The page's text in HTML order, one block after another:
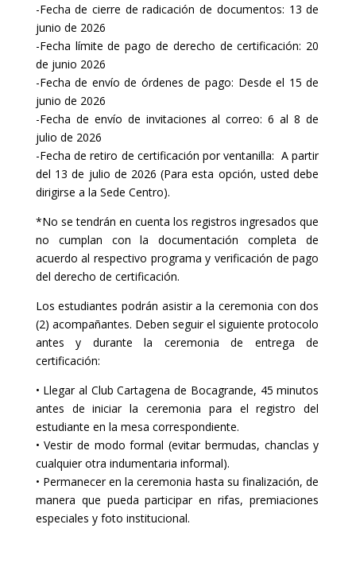
-Fecha de cierre de radicación de documentos: 13 de
junio de 2026
-Fecha límite de pago de derecho de certificación: 20
de junio 2026
-Fecha de envío de órdenes de pago: Desde el 15 de
junio de 2026
-Fecha de envío de invitaciones al correo: 6 al 8 de
julio de 2026
-Fecha de retiro de certificación por ventanilla: A partir
del 13 de julio de 2026 (Para esta opción, usted debe
dirigirse a la Sede Centro).
*No se tendrán en cuenta los registros ingresados que
no cumplan con la documentación completa de
acuerdo al respectivo programa y verificación de pago
del derecho de certificación.
Los estudiantes podrán asistir a la ceremonia con dos
(2) acompañantes. Deben seguir el siguiente protocolo
antes y durante la ceremonia de entrega de
certificación:
• Llegar al Club Cartagena de Bocagrande, 45 minutos
antes de iniciar la ceremonia para el registro del
estudiante en la mesa correspondiente.
• Vestir de modo formal (evitar bermudas, chanclas y
cualquier otra indumentaria informal).
• Permanecer en la ceremonia hasta su finalización, de
manera que pueda participar en rifas, premiaciones
especiales y foto institucional.